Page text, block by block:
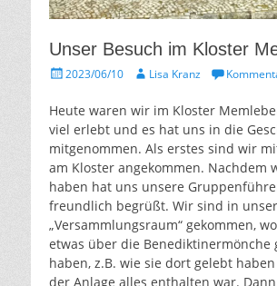
Unser Besuch im Kloster
Gepostet
2023/06/10 AutorLisa Kranz
Heute waren wir im Kloster
viel erlebt und es hat uns in die
mitgenommen. Als erstes sind wir
am Kloster angekommen. Nachdem
haben hat uns unsere
freundlich begrüßt. Wir sind in
„Versammlungsraum“ gekommen,
etwas über die Benediktinermönche
haben, z.B. wie sie dort gelebt
der Anlage alles enthalten war.